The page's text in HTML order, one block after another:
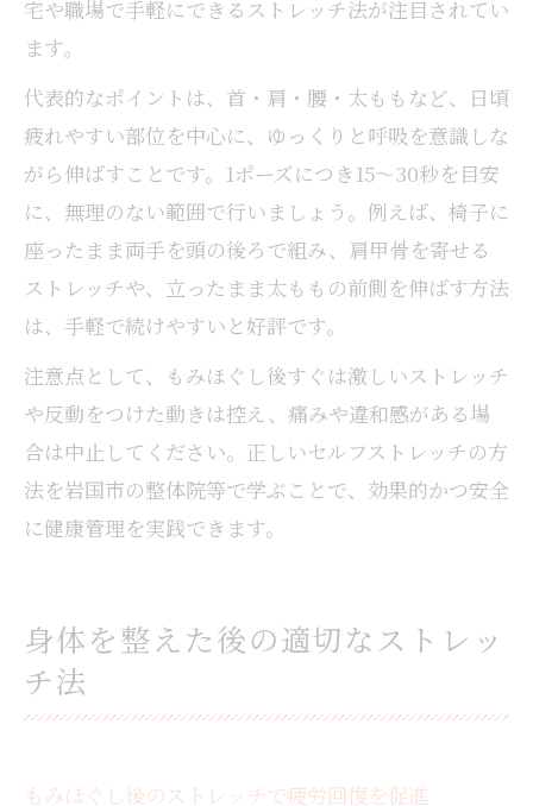
宅や職場で手軽にできるストレッチ法が注目されてい
ます。
代表的なポイントは、首・肩・腰・太ももなど、日頃
疲れやすい部位を中心に、ゆっくりと呼吸を意識しな
がら伸ばすことです。1ポーズにつき15～30秒を目安
に、無理のない範囲で行いましょう。例えば、椅子に
座ったまま両手を頭の後ろで組み、肩甲骨を寄せる
ストレッチや、立ったまま太ももの前側を伸ばす方法
は、手軽で続けやすいと好評です。
注意点として、もみほぐし後すぐは激しいストレッチ
や反動をつけた動きは控え、痛みや違和感がある場
合は中止してください。正しいセルフストレッチの方
法を岩国市の整体院等で学ぶことで、効果的かつ安全
に健康管理を実践できます。
身体を整えた後の適切なストレッ
チ法
もみほぐし後のストレッチで疲労回復を促進